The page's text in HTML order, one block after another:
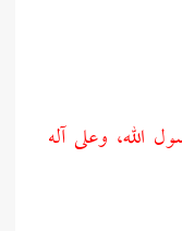
الله، وعلى آله